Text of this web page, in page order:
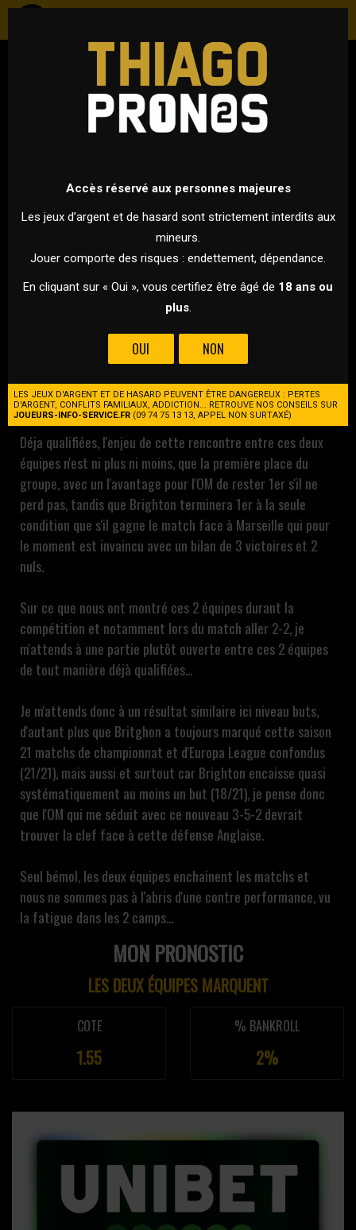
FOOTBALL
EUROPA LEAGUE - PHASE DE LIGUE
14 DÉCEMBRE 2023 À 21H00
VS
POUR CETTE DERNIÈRE JOURNÉE D'EUROPA LEAGUE, MARSEILLE
SE DÉPLACE À L'AMEX STADIUM POUR Y DÉFIER BRIGHTON AVEC
Leader de son groupe, les Marseillais de Gennaro Gattuso
se déplacent à Brighton chez un compatriote de
l'entraîneur Italien, Roberto De Zerbi.
Déja qualifiées, l'enjeu de cette rencontre entre ces deux
équipes n'est ni plus ni moins, que la première place du
groupe, avec un l'avantage pour l'OM de rester 1er s'il ne
perd pas, tandis que Brighton terminera 1er à la seule
condition que s'il gagne le match face à Marseille qui pour
le moment est invaincu avec un bilan de 3 victoires et 2
nuls.
Sur ce que nous ont montré ces 2 équipes durant la
compétition et notamment lors du match aller 2-2, je
m'attends à une partie plutôt ouverte entre ces 2 équipes
de tout manière déjà qualifiées...
Je m'attends donc à un résultat similaire ici niveau buts,
d'autant plus que Britghon a toujours marqué cette saison
21 matchs de championnat et d'Europa League confondus
(21/21), mais aussi et surtout car Brighton encaisse quasi
systématiquement au moins un but (18/21), je pense donc
que l'OM qui me séduit avec ce nouveau 3-5-2 devrait
trouver la clef face à cette défense Anglaise.
Seul bémol, les deux équipes enchainent les matchs et
nous ne sommes pas à l'abris d'une contre performance, vu
la fatigue dans les 2 camps...
MON PRONOSTIC
LES DEUX ÉQUIPES MARQUENT
COTE
1.55
% BANKROLL
2%
Accès réservé aux personnes majeures
Les jeux d’argent et de hasard sont strictement interdits aux
mineurs.
Jouer comporte des risques : endettement, dépendance.
En cliquant sur « Oui », vous certifiez être âgé de 18 ans ou
plus.
OUI NON
LES JEUX D'ARGENT ET DE HASARD PEUVENT ÊTRE DANGEREUX : PERTES
D'ARGENT, CONFLITS FAMILIAUX, ADDICTION... RETROUVE NOS CONSEILS SUR
JOUEURS-INFO-SERVICE.FR (09 74 75 13 13, APPEL NON SURTAXÉ)